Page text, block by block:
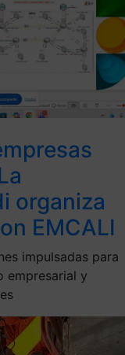
organiza
EMCALI
impulsadas para
empresarial y